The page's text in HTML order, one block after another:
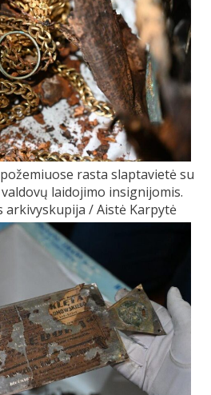
rasta slaptavietė su
laidojimo insignijomis.
arkivyskupija / Aistė Karpytė